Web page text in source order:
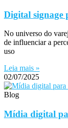
Digital signage
No universo do
de influenciar a
uso
Leia mais »
02/07/2025
Blog
Mídia digital